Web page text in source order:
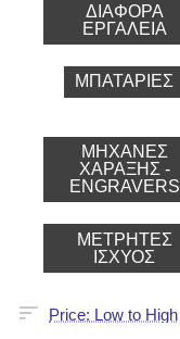
ΔΙΆΦΟΡΑ
ΕΡΓΑΛΕΊΑ
ΜΠΑΤΑΡΊΕΣ
ΜΗΧΑΝΈΣ
ΧΆΡΑΞΗΣ -
ENGRAVERS
ΜΕΤΡΗΤΈΣ
ΙΣΧΎΟΣ
Price: Low to High